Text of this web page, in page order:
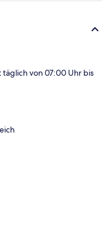
von 07:00 Uhr bis